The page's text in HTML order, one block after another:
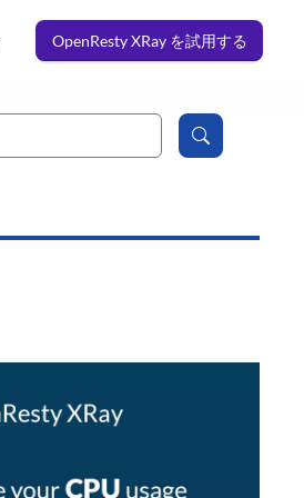
OpenResty XRay を試用する